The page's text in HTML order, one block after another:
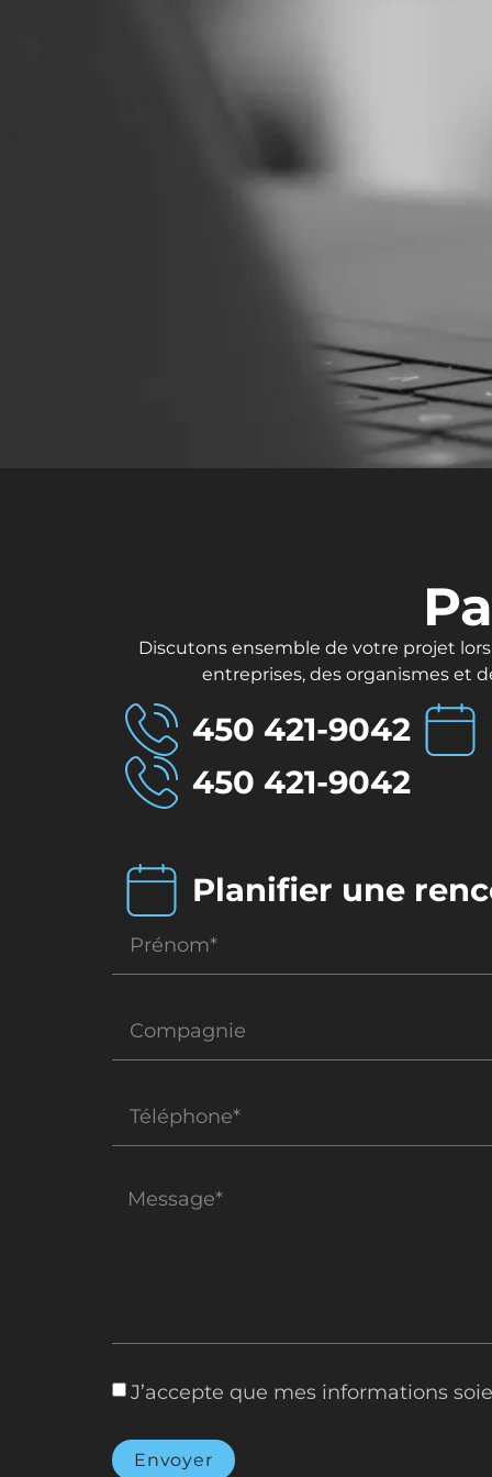
Discutons ensemble de votre projet
entreprises, des organismes et
450 421-9042
450 421-9042
Planifier une
J’accepte que mes informations
Envoyer